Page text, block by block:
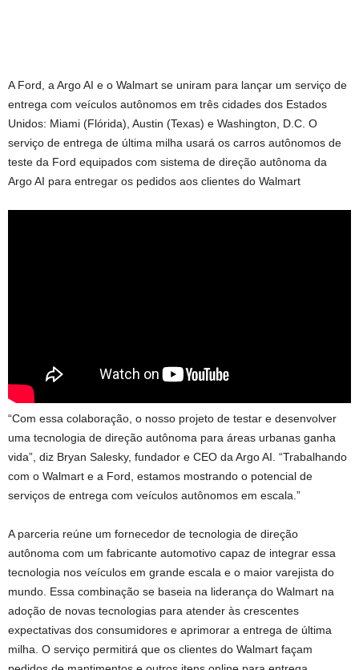
A Ford, a Argo AI e o Walmart se uniram para lançar um serviço de
entrega com veículos autônomos em três cidades dos Estados
Unidos: Miami (Flórida), Austin (Texas) e Washington, D.C. O
serviço de entrega de última milha usará os carros autônomos de
teste da Ford equipados com sistema de direção autônoma da
Argo AI para entregar os pedidos aos clientes do Walmart
“Com essa colaboração, o nosso projeto de testar e desenvolver
uma tecnologia de direção autônoma para áreas urbanas ganha
vida”, diz Bryan Salesky, fundador e CEO da Argo AI. “Trabalhando
com o Walmart e a Ford, estamos mostrando o potencial de
serviços de entrega com veículos autônomos em escala.”
A parceria reúne um fornecedor de tecnologia de direção
autônoma com um fabricante automotivo capaz de integrar essa
tecnologia nos veículos em grande escala e o maior varejista do
mundo. Essa combinação se baseia na liderança do Walmart na
adoção de novas tecnologias para atender às crescentes
expectativas dos consumidores e aprimorar a entrega de última
milha. O serviço permitirá que os clientes do Walmart façam